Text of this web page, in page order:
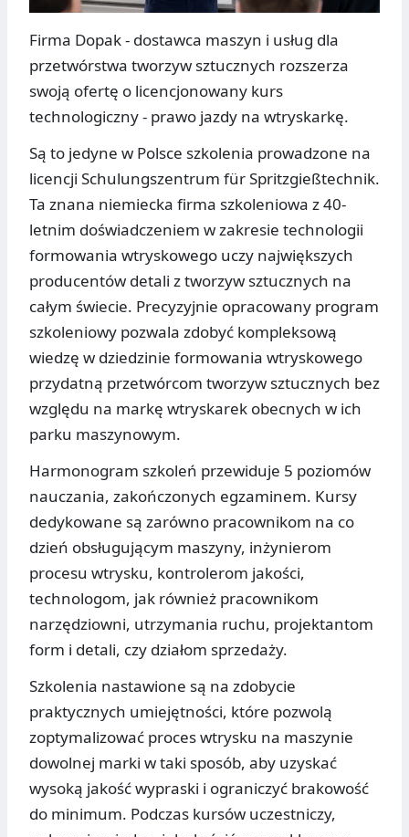
Firma Dopak - dostawca maszyn i usług dla
przetwórstwa tworzyw sztucznych rozszerza
swoją ofertę o licencjonowany kurs
technologiczny - prawo jazdy na wtryskarkę.
Są to jedyne w Polsce szkolenia prowadzone na
licencji Schulungszentrum für Spritzgießtechnik.
Ta znana niemiecka firma szkoleniowa z 40-
letnim doświadczeniem w zakresie technologii
formowania wtryskowego uczy największych
producentów detali z tworzyw sztucznych na
całym świecie. Precyzyjnie opracowany program
szkoleniowy pozwala zdobyć kompleksową
wiedzę w dziedzinie formowania wtryskowego
przydatną przetwórcom tworzyw sztucznych bez
względu na markę wtryskarek obecnych w ich
parku maszynowym.
Harmonogram szkoleń przewiduje 5 poziomów
nauczania, zakończonych egzaminem. Kursy
dedykowane są zarówno pracownikom na co
dzień obsługującym maszyny, inżynierom
procesu wtrysku, kontrolerom jakości,
technologom, jak również pracownikom
narzędziowni, utrzymania ruchu, projektantom
form i detali, czy działom sprzedaży.
Szkolenia nastawione są na zdobycie
praktycznych umiejętności, które pozwolą
zoptymalizować proces wtrysku na maszynie
dowolnej marki w taki sposób, aby uzyskać
wysoką jakość wypraski i ograniczyć brakowość
do minimum. Podczas kursów uczestniczy,